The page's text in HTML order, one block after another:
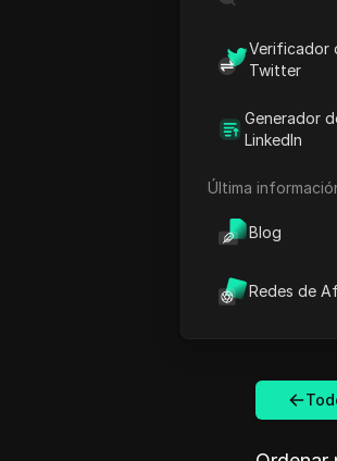
Verificador
Twitter
Generador
LinkedIn
Última
Blog
Redes de